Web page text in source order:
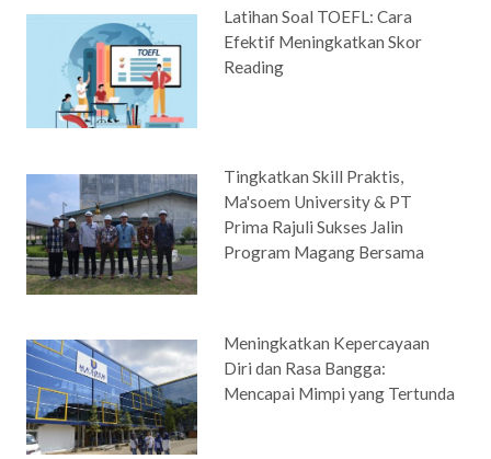
Latihan Soal TOEFL: Cara
Efektif Meningkatkan Skor
Reading
Tingkatkan Skill Praktis,
Ma'soem University & PT
Prima Rajuli Sukses Jalin
Program Magang Bersama
Meningkatkan Kepercayaan
Diri dan Rasa Bangga:
Mencapai Mimpi yang Tertunda